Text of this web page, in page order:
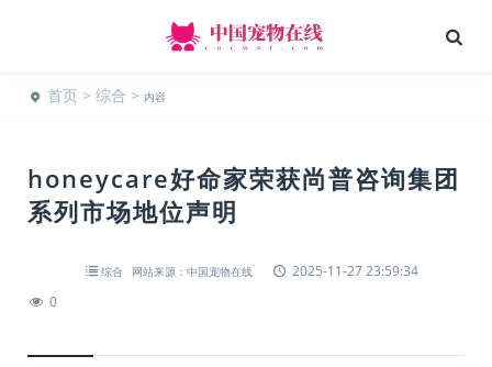
首页 > 综合 > 内容
honeycare好命家荣获尚普咨询集团
系列市场地位声明
综合 网站来源：中国宠物在线
2025-11-27 23:59:34
0